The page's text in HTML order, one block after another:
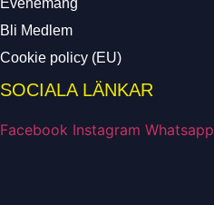
Evenemang
Bli Medlem
Cookie policy (EU)
SOCIALA LÄNKAR
Facebook Instagram Whatsapp